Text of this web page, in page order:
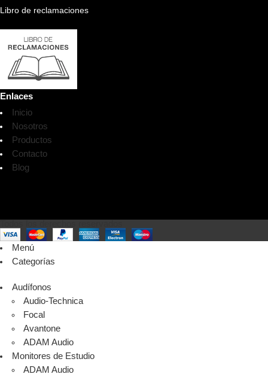
Libro de reclamaciones
Enlaces
Inicio
Nosotros
Productos
Contacto
Blog
Menú
Categorías
Audífonos
Audio-Technica
Focal
Avantone
ADAM Audio
Monitores de Estudio
ADAM Audio